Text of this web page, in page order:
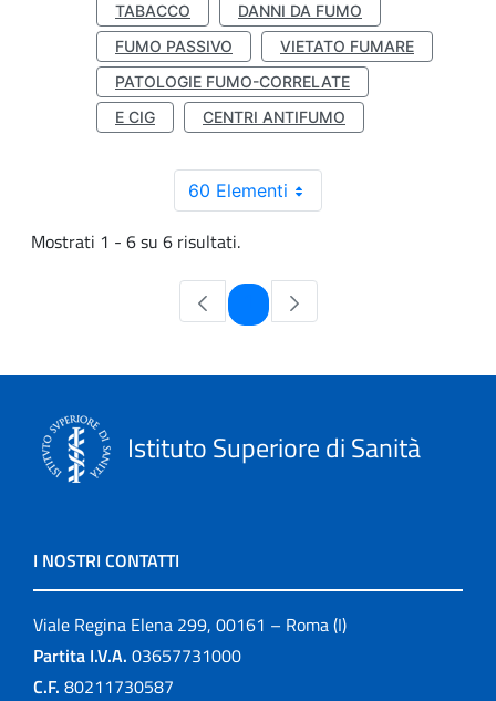
TABACCO
DANNI DA FUMO
FUMO PASSIVO
VIETATO FUMARE
PATOLOGIE FUMO-CORRELATE
E CIG
CENTRI ANTIFUMO
60 Elementi
Mostrati 1 - 6 su 6 risultati.
Pagina
Istituto Superiore di Sanità
I NOSTRI CONTATTI
Viale Regina Elena 299, 00161 – Roma (I)
Partita I.V.A. 03657731000
C.F. 80211730587